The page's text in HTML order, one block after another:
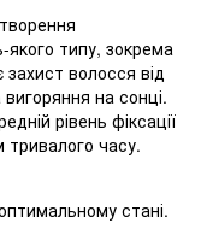
якого типу, зокрема
захист волосся від
на сонці.
рівень фіксації
тривалого часу.
стані.